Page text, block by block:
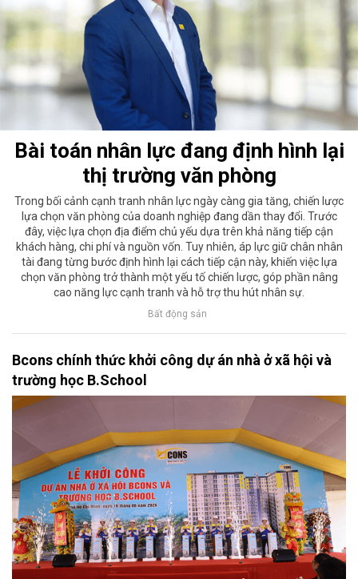
Bài toán nhân lực đang định hình lại
thị trường văn phòng
Trong bối cảnh cạnh tranh nhân lực ngày càng gia tăng, chiến lược
lựa chọn văn phòng của doanh nghiệp đang dần thay đổi. Trước
đây, việc lựa chọn địa điểm chủ yếu dựa trên khả năng tiếp cận
khách hàng, chi phí và nguồn vốn. Tuy nhiên, áp lực giữ chân nhân
tài đang từng bước định hình lại cách tiếp cận này, khiến việc lựa
chọn văn phòng trở thành một yếu tố chiến lược, góp phần nâng
cao năng lực cạnh tranh và hỗ trợ thu hút nhân sự.
Bất động sản
Bcons chính thức khởi công dự án nhà ở xã hội và
trường học B.School